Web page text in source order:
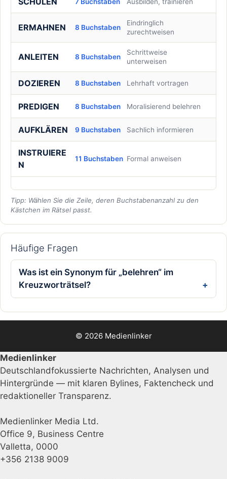
ERMAHNEN 8 Buchstaben
Eindringlich
zurechtweisen
ANLEITEN 8 Buchstaben
Schrittweise
unterweisen
DOZIEREN 8 Buchstaben Lehrhaft vortragen
PREDIGEN 8 Buchstaben Moralisierend belehren
AUFKLÄREN 9 Buchstaben Sachlich informieren
INSTRUIERE
N
11 Buchstaben Formal anweisen
Tipp: Wählen Sie die Zeile, deren Buchstabenanzahl zu den
Kästchen im Rätsel passt.
Häufige Fragen
Was ist ein Synonym für „belehren“ im
Kreuzworträtsel?
© 2026 Medienlinker
Medienlinker
Deutschlandfokussierte Nachrichten, Analysen und
Hintergründe — mit klaren Bylines, Faktencheck und
redaktioneller Transparenz.
Medienlinker Media Ltd.
Office 9, Business Centre
Valletta, 0000
+356 2138 9009